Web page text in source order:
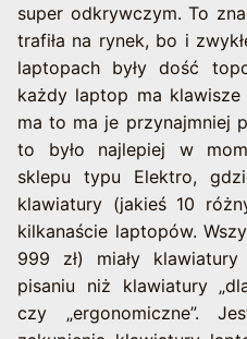
super odkrywczym. To
trafiła na rynek, bo i
laptopach były dość
każdy laptop ma
ma to ma je przynajmniej
to było najlepiej w
sklepu typu Elektro,
klawiatury (jakieś 10
kilkanaście laptopów.
999 zł) miały
pisaniu niż klawiatury
czy „ergonomiczne”.